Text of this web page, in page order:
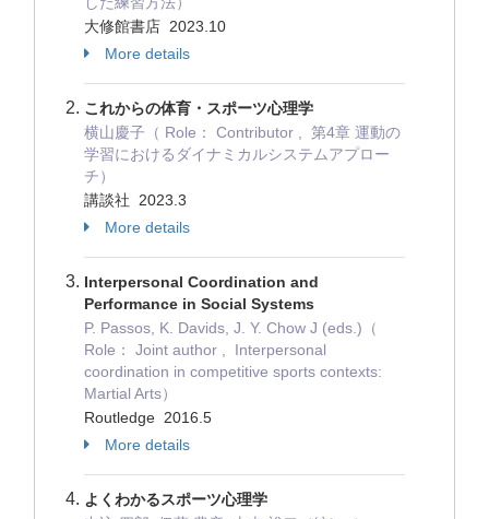
大修館書店 2023.10
More details
これからの体育・スポーツ心理学
横山慶子（ Role： Contributor , 第4章 運動の
学習におけるダイナミカルシステムアプロー
チ）
講談社 2023.3
More details
Interpersonal Coordination and
Performance in Social Systems
P. Passos, K. Davids, J. Y. Chow J (eds.)（
Role： Joint author , Interpersonal
coordination in competitive sports contexts:
Martial Arts）
Routledge 2016.5
More details
よくわかるスポーツ心理学